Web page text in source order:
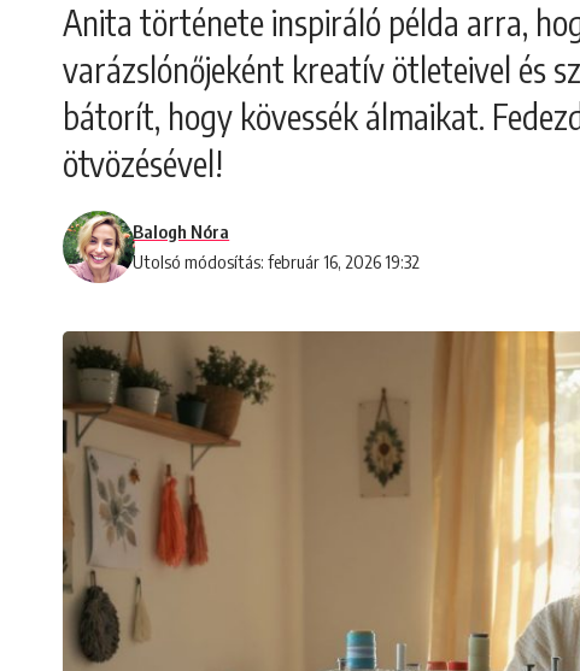
Anita története inspiráló példa arra,
varázslónőjeként kreatív ötleteivel és
bátorít, hogy kövessék álmaikat.
ötvözésével!
Utolsó módosítás: február 16, 2026 19:32
Balogh Nóra